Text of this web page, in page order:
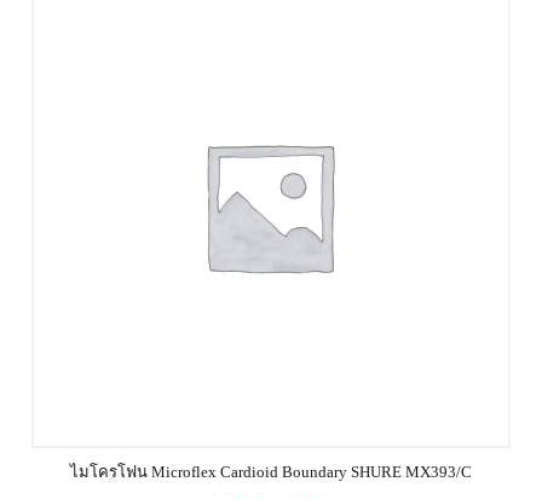
ไมโครโฟน Microflex Cardioid Boundary SHURE MX393/C